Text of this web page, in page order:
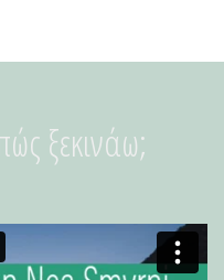
ξεκινάω;